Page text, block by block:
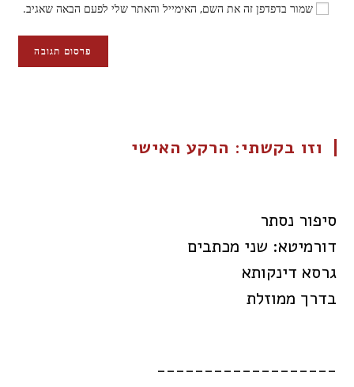
שמור בדפדפן זה את השם, האימייל והאתר שלי לפעם הבאה שאגיב.
וזו בקשתי: הרקע האישי
סיפור נסתר
דורמיטא: שני מכתבים
גרסא דינקותא
בדרך ממוזלת
___________________